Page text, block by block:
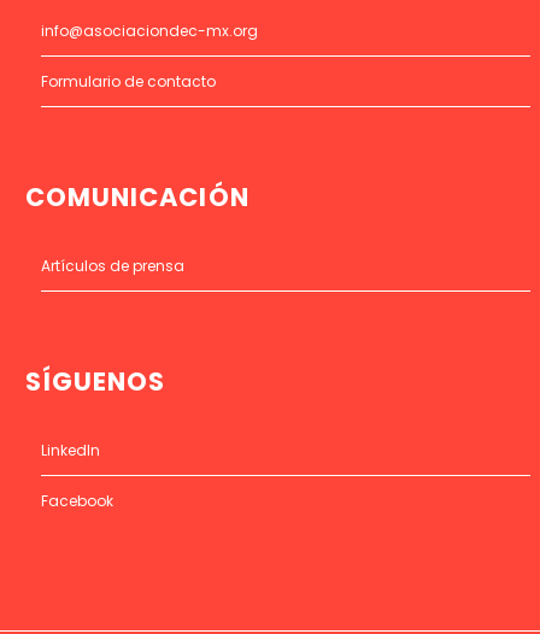
info@asociaciondec-mx.org
Formulario de contacto
COMUNICACIÓN
Artículos de prensa
SÍGUENOS
LinkedIn
Facebook